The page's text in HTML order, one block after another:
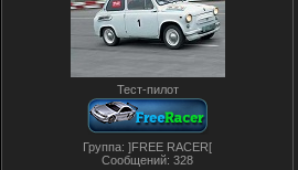
Тест-пилот
Группа: ]FREE RACER[
Сообщений: 328